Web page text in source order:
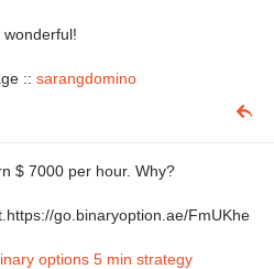
:: sarangdomino
$ 7000 per hour. Why?
go.binaryoption.ae/FmUKhe
options 5 min strategy